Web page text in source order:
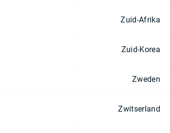
Zuid-Afrika
Zuid-Korea
Zweden
Zwitserland